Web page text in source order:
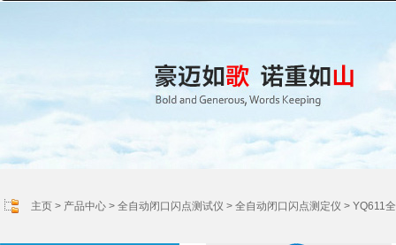
主页 > 产品中心 > 全自动闭口闪点测试仪 > 全自动闭口闪点测定仪 > YQ611